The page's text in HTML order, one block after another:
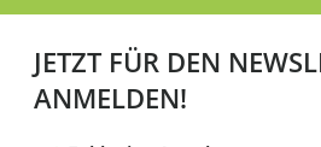
JETZT FÜR DEN
ANMELDEN!